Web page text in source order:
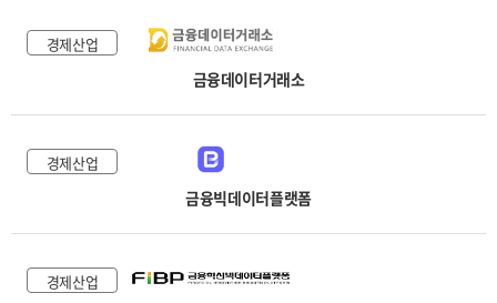
경제산업
금융데이터거래소
경제산업
금융빅데이터플랫폼
경제산업